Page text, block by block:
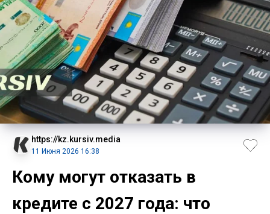
https://kz.kursiv.media
11 Июня 2026 16:38
Кому могут отказать в
кредите с 2027 года: что